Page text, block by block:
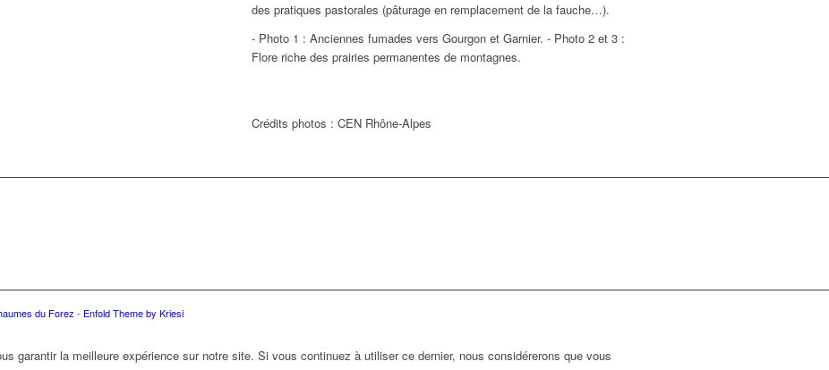
des pratiques pastorales (pâturage en remplacement de la fauche…).
- Photo 1 : Anciennes fumades vers Gourgon et Garnier. - Photo 2 et 3 :
Flore riche des prairies permanentes de montagnes.
Crédits photos : CEN Rhône-Alpes
du Forez - Enfold Theme by Kriesi
garantir la meilleure expérience sur notre site. Si vous continuez à utiliser ce dernier, nous considérerons que vous